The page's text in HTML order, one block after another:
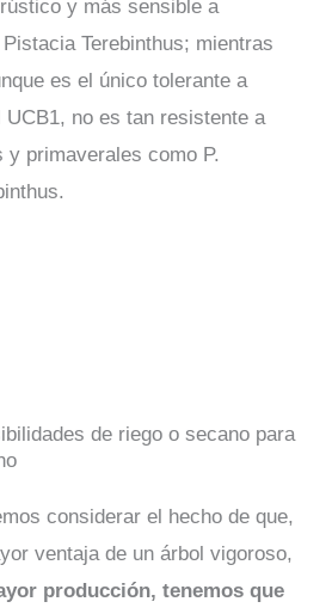
y más sensible a
Terebinthus; mientras
es el único tolerante a
no es tan resistente a
y primaverales como P.
de riego o secano para
considerar el hecho de que,
ventaja de un árbol vigoroso,
producción, tenemos que